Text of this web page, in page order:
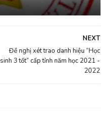
NEXT
Đề nghị xét trao danh hiệu “Học
sinh 3 tốt” cấp tỉnh năm học 2021 -
2022